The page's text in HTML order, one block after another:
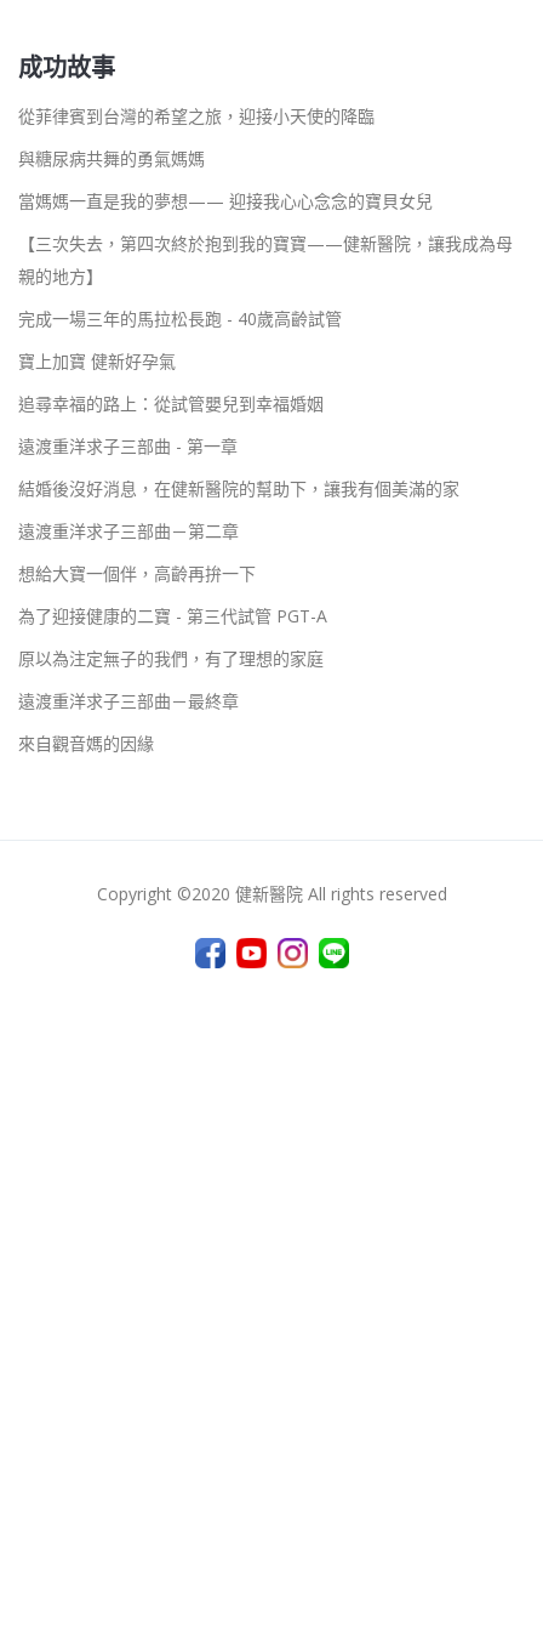
成功故事
從菲律賓到台灣的希望之旅，迎接小天使的降臨
與糖尿病共舞的勇氣媽媽
當媽媽一直是我的夢想—— 迎接我心心念念的寶貝女兒
【三次失去，第四次終於抱到我的寶寶——健新醫院，讓我成為母
親的地方】
完成一場三年的馬拉松長跑 - 40歲高齡試管
寶上加寶 健新好孕氣
追尋幸福的路上：從試管嬰兒到幸福婚姻
遠渡重洋求子三部曲 - 第一章
結婚後沒好消息，在健新醫院的幫助下，讓我有個美滿的家
遠渡重洋求子三部曲－第二章
想給大寶一個伴，高齡再拚一下
為了迎接健康的二寶 - 第三代試管 PGT-A
原以為注定無子的我們，有了理想的家庭
遠渡重洋求子三部曲－最終章
來自觀音媽的因緣
Copyright ©2020 健新醫院 All rights reserved